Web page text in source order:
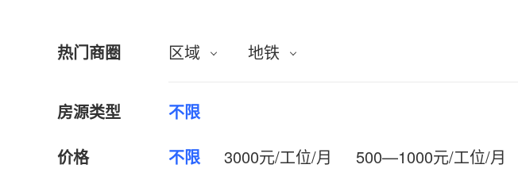
热门商圈 区域 地铁
房源类型
不限
价格
不限 3000元/工位/月 500—1000元/工位/月